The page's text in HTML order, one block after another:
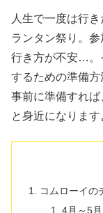
人生で一度は行
ランタン祭り。
行き方が不安…。
するための準備
事前に準備すれ
と身近になります
コムローイの
4月～5